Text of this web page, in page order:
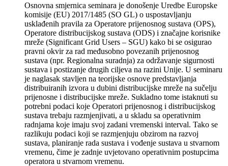
Osnovna smjernica seminara je donošenje Uredbe Europske
komisije (EU) 2017/1485 (SO GL) o uspostavljanju
usklađenih pravila za Operatore prijenosnog sustava (OPS),
Operatore distribucijskog sustava (ODS) i značajne korisnike
mreže (Significant Grid Users – SGU) kako bi se osigurao
pravni okvir za rad međusobno povezanih prijenosnog
sustava (npr. Regionalna suradnja) za održavanje sigurnosti
sustava i postizanje drugih ciljeva na razini Unije. U seminaru
je naglasak stavljen na teorijske osnove predstavljanja
distribuiranih izvora u dubini distribucijske mreže na sučelju
prijenosne i distribucijske mreže. Sukladno tome istaknuti su
potrebni podaci koje Operatori prijenosnog i distribucijskog
sustava trebaju razmjenjivati, a u skladu sa operativnim
radnjama koje imaju svoj zadani vremenski interval. Tako se
razlikuju podaci koji se razmjenjuju obzirom na razvoj
sustava, planiranje rada sustava i vođenje sustava u stvarnom
vremenu, čime je zadnje uvjetovano operativnim postupcima
operatora u stvarnom vremenu.